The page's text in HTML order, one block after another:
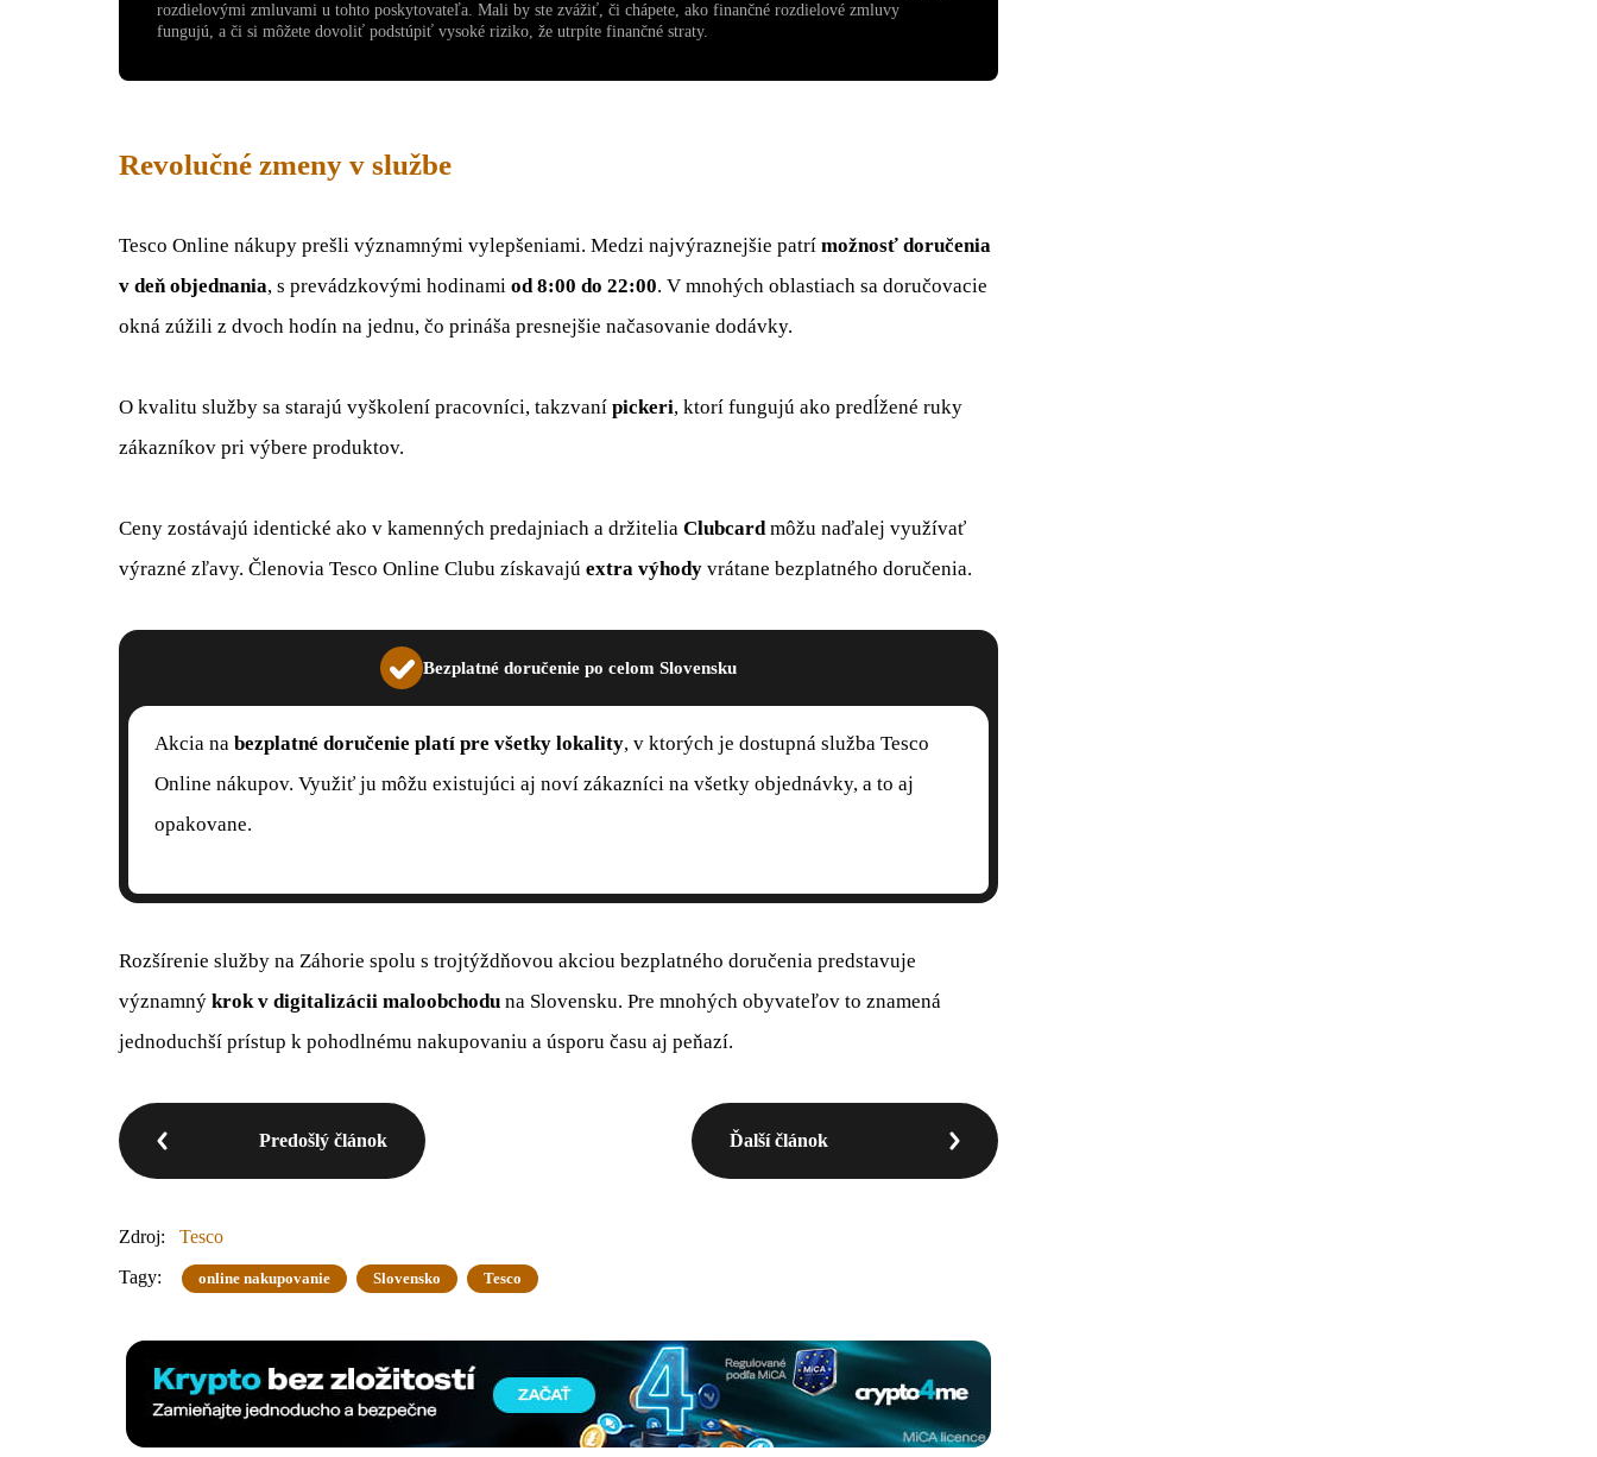
rozdielovými zmluvami u tohto poskytovateľa. Mali by ste zvážiť, či chápete, ako finančné rozdielové zmluvy
fungujú, a či si môžete dovoliť podstúpiť vysoké riziko, že utrpíte finančné straty.
Revolučné zmeny v službe
Tesco Online nákupy prešli významnými vylepšeniami. Medzi najvýraznejšie patrí možnosť doručenia
v deň objednania, s prevádzkovými hodinami od 8:00 do 22:00. V mnohých oblastiach sa doručovacie
okná zúžili z dvoch hodín na jednu, čo prináša presnejšie načasovanie dodávky.
O kvalitu služby sa starajú vyškolení pracovníci, takzvaní pickeri, ktorí fungujú ako predĺžené ruky
zákazníkov pri výbere produktov.
Ceny zostávajú identické ako v kamenných predajniach a držitelia Clubcardmôžu naďalej využívať
výrazné zľavy. Členovia Tesco Online Clubu získavajú extra výhody vrátane bezplatného doručenia.
Bezplatné doručenie po celom Slovensku
Akcia na bezplatné doručenie platí pre všetky lokality, v ktorých je dostupná služba Tesco
Online nákupov. Využiť ju môžu existujúci aj noví zákazníci na všetky objednávky, a to aj
opakovane.
Rozšírenie služby na Záhorie spolu s trojtýždňovou akciou bezplatného doručenia predstavuje
významný krok v digitalizácii maloobchodu na Slovensku. Pre mnohých obyvateľov to znamená
jednoduchší prístup k pohodlnému nakupovaniu a úsporu času aj peňazí.
Predošlý článok Ďalší článok
Zdroj:
Tesco
Tagy:
online nakupovanie Slovensko Tesco